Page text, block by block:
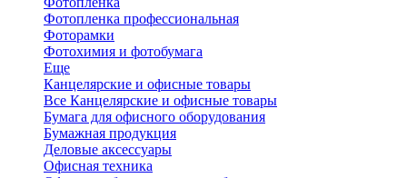
Фотопленка профессиональная
Фоторамки
Фотохимия и фотобумага
Еще
Канцелярские и офисные товары
Все Канцелярские и офисные товары
Бумага для офисного оборудования
Бумажная продукция
Деловые аксессуары
Офисная техника